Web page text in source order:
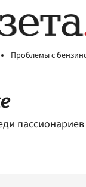
Проблемы с
пассионариев